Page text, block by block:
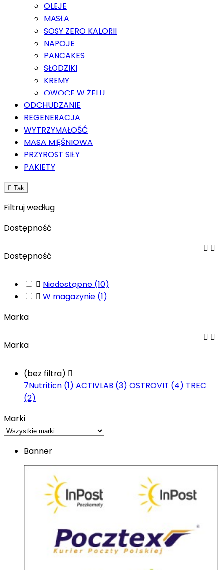
OLEJE
MASŁA
SOSY ZERO KALORII
NAPOJE
PANCAKES
SŁODZIKI
KREMY
OWOCE W ŻELU
ODCHUDZANIE
REGENERACJA
WYTRZYMAŁOŚĆ
MASA MIĘŚNIOWA
PRZYROST SIŁY
PAKIETY
 Tak
Filtruj według
Dostępność
Dostępność
 
 Niedostępne (10)
 W magazynie (1)
Marka
Marka
 
(bez filtra) 
7Nutrition (1) ACTIVLAB (3) OSTROVIT (4) TREC
(2)
Marki
Banner